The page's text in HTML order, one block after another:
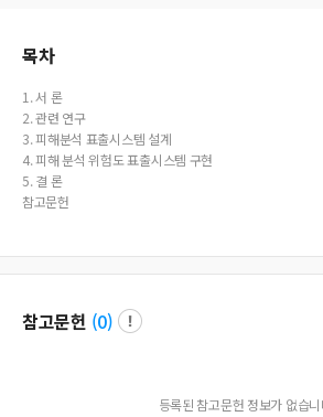
목차
1. 서 론
2. 관련 연구
3. 피해분석 표출시스템 설계
4. 피해 분석 위험도 표출시스템 구현
5. 결 론
참고문헌
참고문헌 (0)
등록된 참고문헌 정보가 없습